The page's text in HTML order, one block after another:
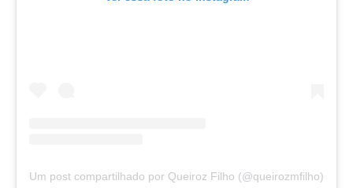
Um post compartilhado por Queiroz Filho (@queirozmfilho)